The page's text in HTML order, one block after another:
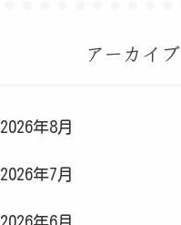
アーカイブ
2026年8月
2026年7月
2026年6月